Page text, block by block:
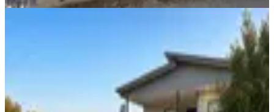
Menderes Ataköy'de Tapulu Eşyalı
240 m²·07.07.2026
3.385.000 ₺